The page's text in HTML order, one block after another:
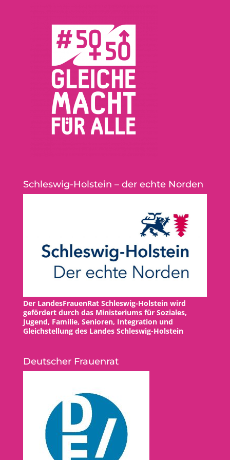
Schleswig-Holstein – der echte Norden
Der LandesFrauenRat Schleswig-Holstein wird
gefördert durch das Ministeriums für Soziales,
Jugend, Familie, Senioren, Integration und
Gleichstellung des Landes Schleswig-Holstein
Deutscher Frauenrat